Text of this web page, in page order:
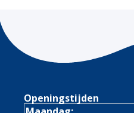
Openingstijden